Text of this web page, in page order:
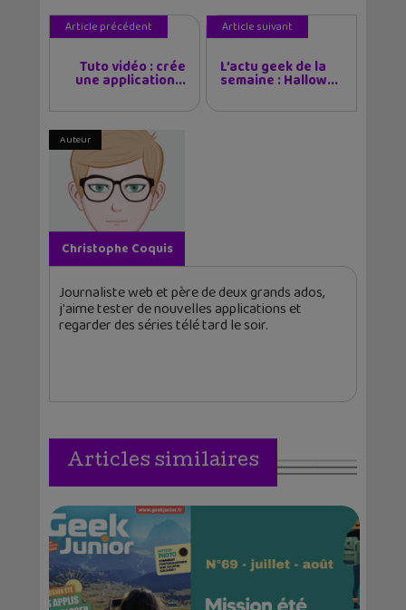
Article précédent
Tuto vidéo : crée
une application...
Article suivant
L’actu geek de la
semaine : Hallow...
Auteur
Christophe Coquis
Journaliste web et père de deux grands ados,
j'aime tester de nouvelles applications et
regarder des séries télé tard le soir.
Articles similaires